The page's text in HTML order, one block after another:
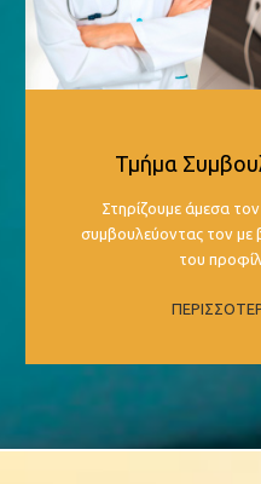
Τμήμα
Στηρίζουμε άμεσα
συμβουλεύοντας τον με
του